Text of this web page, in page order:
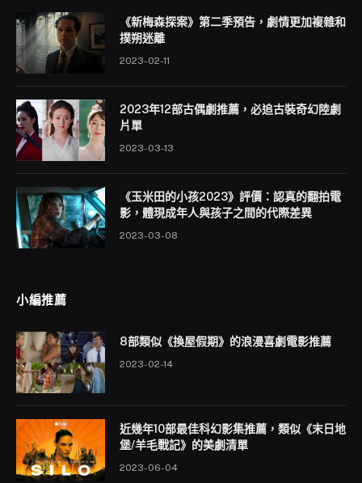
《新梅森探案》第二季預告，劇情更加複雜和
撲朔迷離
2023-02-11
2023年12部古偶劇推薦，必追古裝奇幻陸劇
片單
2023-03-13
《玉米田的小孩2023》評價：認真的翻拍電
影，體現成年人與孩子之間的代際差異
2023-03-08
小編推薦
8部類似《換屋假期》的浪漫喜劇電影推薦
2023-02-14
近幾年10部最佳科幻影集推薦，類似《末日地
堡/羊毛戰記》的美劇清單
2023-06-04